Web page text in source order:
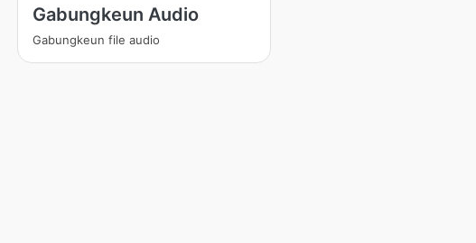
Gabungkeun Audio
Gabungkeun file audio